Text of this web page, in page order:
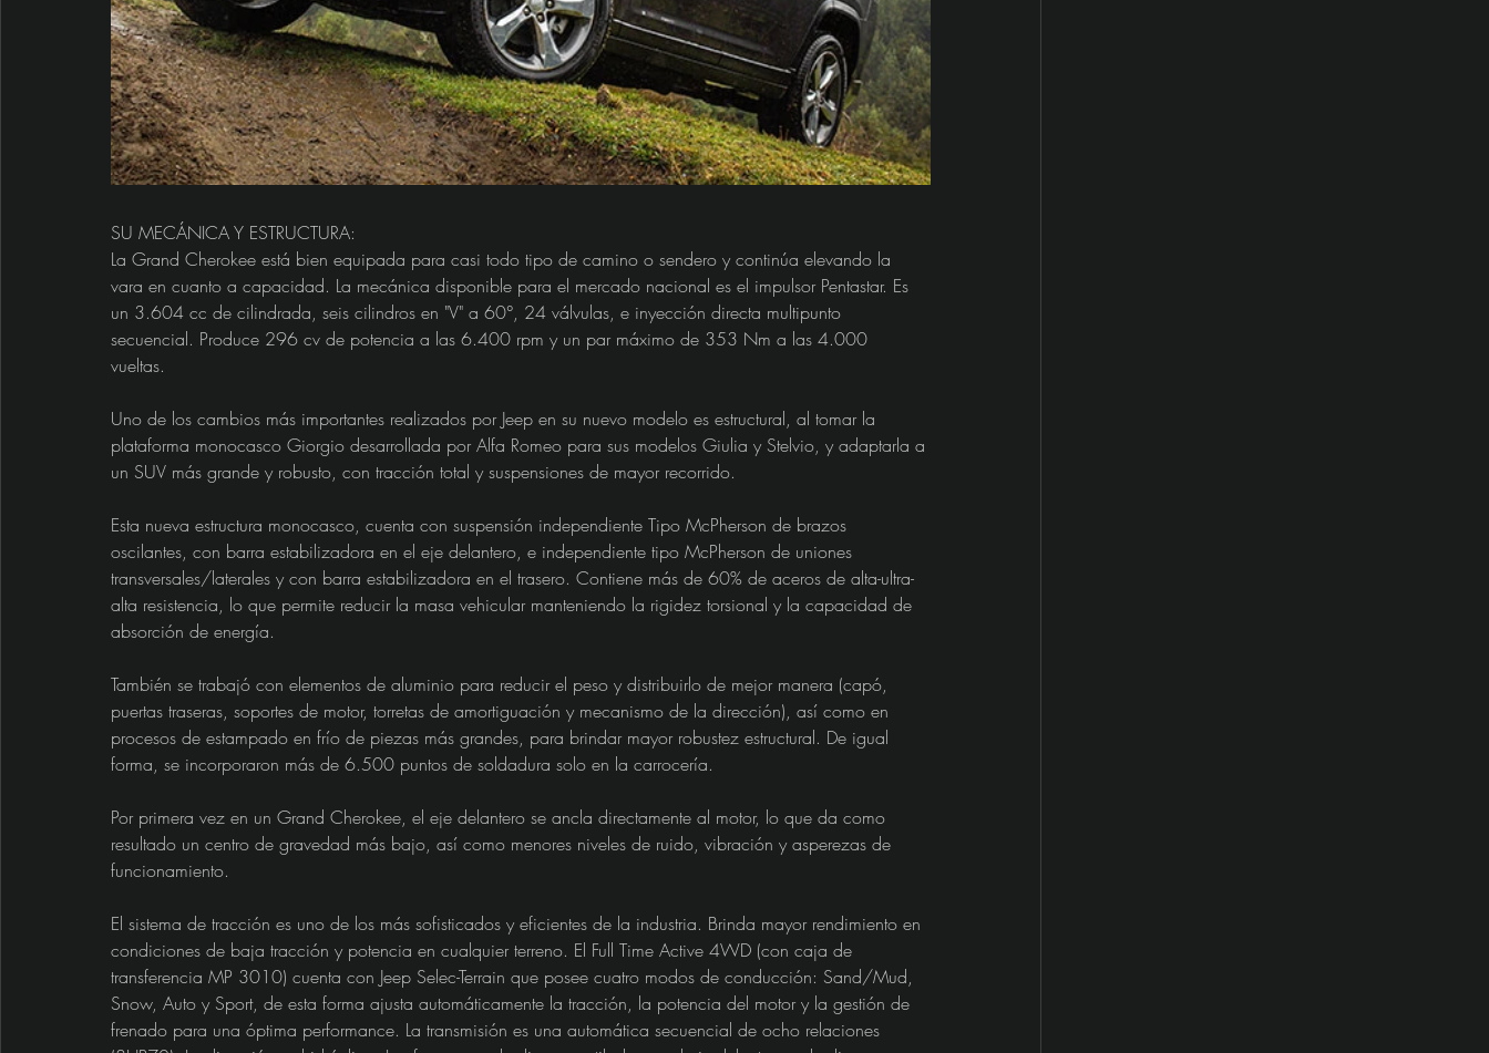
SU MECÁNICA Y ESTRUCTURA:
La Grand Cherokee está bien equipada para casi todo tipo de camino o sendero y continúa elevando la
vara en cuanto a capacidad. La mecánica disponible para el mercado nacional es el impulsor Pentastar. Es
un 3.604 cc de cilindrada, seis cilindros en "V" a 60°, 24 válvulas, e inyección directa multipunto
secuencial. Produce 296 cv de potencia a las 6.400 rpm y un par máximo de 353 Nm a las 4.000
vueltas.
Uno de los cambios más importantes realizados por Jeep en su nuevo modelo es estructural, al tomar la
plataforma monocasco Giorgio desarrollada por Alfa Romeo para sus modelos Giulia y Stelvio, y adaptarla a
un SUV más grande y robusto, con tracción total y suspensiones de mayor recorrido.
Esta nueva estructura monocasco, cuenta con suspensión independiente Tipo McPherson de brazos
oscilantes, con barra estabilizadora en el eje delantero, e independiente tipo McPherson de uniones
transversales/laterales y con barra estabilizadora en el trasero. Contiene más de 60% de aceros de alta-ultra-
alta resistencia, lo que permite reducir la masa vehicular manteniendo la rigidez torsional y la capacidad de
absorción de energía.
También se trabajó con elementos de aluminio para reducir el peso y distribuirlo de mejor manera (capó,
puertas traseras, soportes de motor, torretas de amortiguación y mecanismo de la dirección), así como en
procesos de estampado en frío de piezas más grandes, para brindar mayor robustez estructural. De igual
forma, se incorporaron más de 6.500 puntos de soldadura solo en la carrocería.
Por primera vez en un Grand Cherokee, el eje delantero se ancla directamente al motor, lo que da como
resultado un centro de gravedad más bajo, así como menores niveles de ruido, vibración y asperezas de
funcionamiento.
El sistema de tracción es uno de los más sofisticados y eficientes de la industria. Brinda mayor rendimiento en
condiciones de baja tracción y potencia en cualquier terreno. El Full Time Active 4WD (con caja de
transferencia MP 3010) cuenta con Jeep Selec-Terrain que posee cuatro modos de conducción: Sand/Mud,
Snow, Auto y Sport, de esta forma ajusta automáticamente la tracción, la potencia del motor y la gestión de
frenado para una óptima performance. La transmisión es una automática secuencial de ocho relaciones